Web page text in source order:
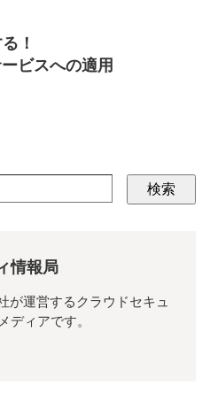
！
ビスへの適用
検索
情報局
が運営するクラウドセキュ
ディアです。